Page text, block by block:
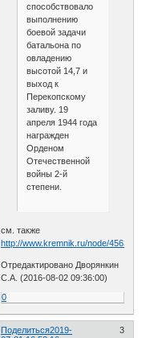
способствовало
выполнению
боевой задачи
батальона по
овладению
высотой 14,7 и
выход к
Перекопскому
заливу. 19
апреля 1944 года
награжден
Орденом
Отечественной
войны 2-й
степени.
см. также
http://www.kremnik.ru/node/456370
Отредактировано Дворянкин
С.А. (2016-08-02 09:36:00)
0
Поделиться 3
2019-